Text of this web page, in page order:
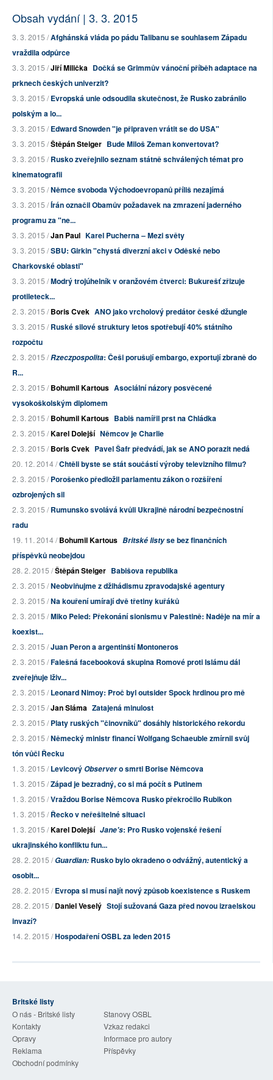
Obsah vydání | 3. 3. 2015
3. 3. 2015 /Afghánská vláda po pádu Talibanu se souhlasem Západu
vraždila odpůrce
3. 3. 2015 /Jiří Milička Dočká se Grimmův vánoční příběh adaptace na
prknech českých univerzit?
3. 3. 2015 /Evropská unie odsoudila skutečnost, že Rusko zabránilo
polským a lo...
3. 3. 2015 /Edward Snowden "je připraven vrátit se do USA"
3. 3. 2015 /Štěpán Steiger Bude Miloš Zeman konvertovat?
3. 3. 2015 /Rusko zveřejnilo seznam státně schválených témat pro
kinematografii
3. 3. 2015 /Němce svoboda Východoevropanů příliš nezajímá
3. 3. 2015 /Írán označil Obamův požadavek na zmrazení jaderného
programu za "ne...
3. 3. 2015 /Jan Paul Karel Pucherna – Mezi světy
3. 3. 2015 /SBU: Girkin "chystá diverzní akci v Oděské nebo
Charkovské oblasti"
3. 3. 2015 /Modrý trojúhelník v oranžovém čtverci: Bukurešť zřizuje
protileteck...
2. 3. 2015 /Boris Cvek ANO jako vrcholový predátor české džungle
3. 3. 2015 /Ruské silové struktury letos spotřebují 40% státního
rozpočtu
2. 3. 2015 /Rzeczpospolita: Češi porušují embargo, exportují zbraně do
R...
2. 3. 2015 /Bohumil Kartous Asociální názory posvěcené
vysokoškolským diplomem
2. 3. 2015 /Bohumil Kartous Babiš namířil prst na Chládka
2. 3. 2015 /Karel Dolejší Němcov je Charlie
2. 3. 2015 /Boris Cvek Pavel Šafr předvádí, jak se ANO porazit nedá
20. 12. 2014 /Chtěli byste se stát součástí výroby televizního filmu?
2. 3. 2015 /Porošenko předložil parlamentu zákon o rozšíření
ozbrojených sil
2. 3. 2015 /Rumunsko svolává kvůli Ukrajině národní bezpečnostní
radu
19. 11. 2014 /Bohumil Kartous Britské listyse bez finančních
příspěvků neobejdou
28. 2. 2015 /Štěpán Steiger Babišova republika
2. 3. 2015 /Neobviňujme z džihádismu zpravodajské agentury
2. 3. 2015 /Na kouření umírají dvě třetiny kuřáků
2. 3. 2015 /Miko Peled: Překonání sionismu v Palestině: Naděje na mír a
koexist...
2. 3. 2015 /Juan Peron a argentinští Montoneros
2. 3. 2015 /Falešná facebooková skupina Romové proti Islámu dál
zveřejňuje lživ...
2. 3. 2015 /Leonard Nimoy: Proč byl outsider Spock hrdinou pro mě
2. 3. 2015 /Jan Sláma Zatajená minulost
2. 3. 2015 /Platy ruských "činovníků" dosáhly historického rekordu
2. 3. 2015 /Německý ministr financí Wolfgang Schaeuble zmírnil svůj
tón vůči Řecku
1. 3. 2015 /LevicovýObservero smrti Borise Němcova
1. 3. 2015 /Západ je bezradný, co si má počít s Putinem
1. 3. 2015 /Vraždou Borise Němcova Rusko překročilo Rubikon
1. 3. 2015 /Řecko v neřešitelné situaci
1. 3. 2015 /Karel Dolejší Jane's: Pro Rusko vojenské řešení
ukrajinského konfliktu fun...
28. 2. 2015 /Guardian: Rusko bylo okradeno o odvážný, autentický a
osobit...
28. 2. 2015 /Evropa si musí najít nový způsob koexistence s Ruskem
28. 2. 2015 /Daniel Veselý Stojí sužovaná Gaza před novou izraelskou
invazí?
14. 2. 2015 /Hospodaření OSBL za leden 2015
Britské listy
O nás - Britské listy
Stanovy OSBL
Kontakty
Vzkaz redakci
Opravy
Informace pro autory
Reklama
Příspěvky
Obchodní podmínky